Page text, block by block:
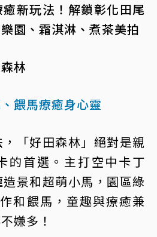
新玩法！解鎖彰化田尾
園、霜淇淋、煮茶美拍
林
餵馬療癒身心靈
「好田森林」絕對是親
的首選。主打空中卡丁
景和超萌小馬，園區綠
和餵馬，童趣與療癒兼
嫌多！